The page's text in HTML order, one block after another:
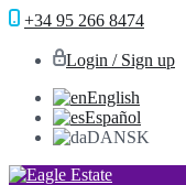
+34 95 266 8474
Login / Sign up
English
Español
DANSK